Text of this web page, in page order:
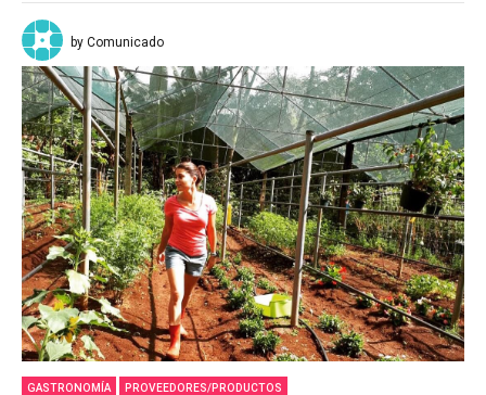
by Comunicado
GASTRONOMÍA PROVEEDORES/PRODUCTOS